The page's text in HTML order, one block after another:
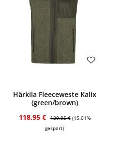
Härkila Fleeceweste Kalix
(green/brown)
Verkaufspreis:
118,95 € Regulärer Preis:
139,95 € (15.01%
gespart)